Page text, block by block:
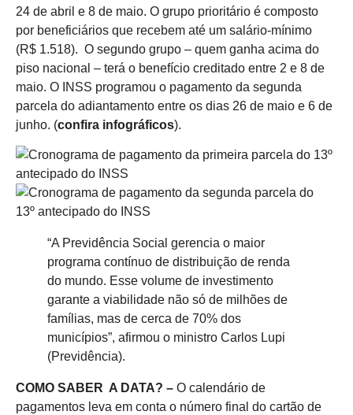
24 de abril e 8 de maio. O grupo prioritário é composto
por beneficiários que recebem até um salário-mínimo
(R$ 1.518). O segundo grupo – quem ganha acima do
piso nacional – terá o benefício creditado entre 2 e 8 de
maio. O INSS programou o pagamento da segunda
parcela do adiantamento entre os dias 26 de maio e 6 de
junho. (confira infográficos).
“A Previdência Social gerencia o maior
programa contínuo de distribuição de renda
do mundo. Esse volume de investimento
garante a viabilidade não só de milhões de
famílias, mas de cerca de 70% dos
municípios”, afirmou o ministro Carlos Lupi
(Previdência).
COMO SABER A DATA? – O calendário de
pagamentos leva em conta o número final do cartão de